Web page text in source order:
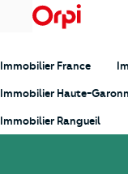
menu
Immobilier France
Immobilier Haute-
Immobilier Rangueil